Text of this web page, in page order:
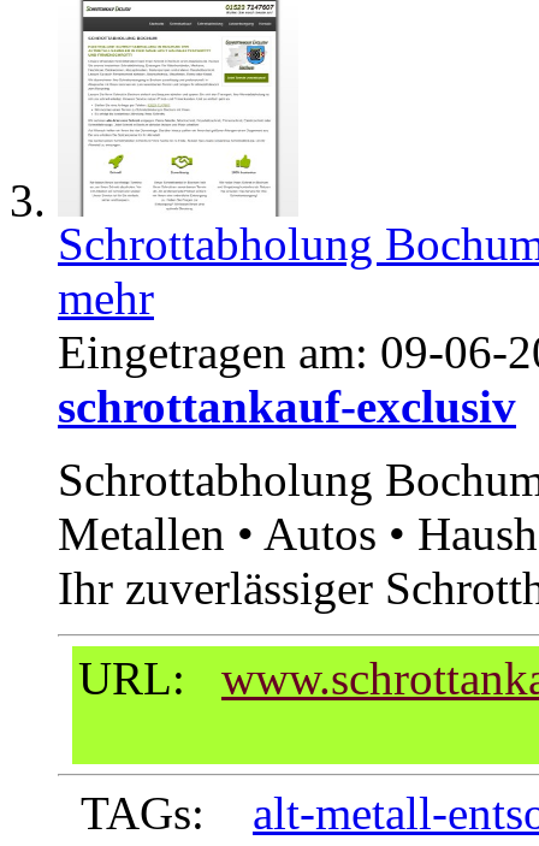
Schrottabholung
mehr
Eingetragen am: 09-06-
schrottankauf-exclusiv
Schrottabholung
Metallen • Autos •
Ihr zuverlässiger
URL:
TAGs: alt-metall-